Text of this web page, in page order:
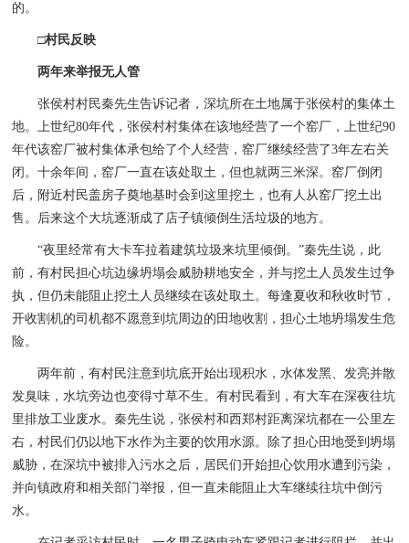
的。
□村民反映
两年来举报无人管
张侯村村民秦先生告诉记者，深坑所在土地属于张侯村的集体土
地。上世纪80年代，张侯村村集体在该地经营了一个窑厂，上世纪90
年代该窑厂被村集体承包给了个人经营，窑厂继续经营了3年左右关
闭。十余年间，窑厂一直在该处取土，但也就两三米深。窑厂倒闭
后，附近村民盖房子奠地基时会到这里挖土，也有人从窑厂挖土出
售。后来这个大坑逐渐成了店子镇倾倒生活垃圾的地方。
“夜里经常有大卡车拉着建筑垃圾来坑里倾倒。”秦先生说，此
前，有村民担心坑边缘坍塌会威胁耕地安全，并与挖土人员发生过争
执，但仍未能阻止挖土人员继续在该处取土。每逢夏收和秋收时节，
开收割机的司机都不愿意到坑周边的田地收割，担心土地坍塌发生危
险。
两年前，有村民注意到坑底开始出现积水，水体发黑、发亮并散
发臭味，水坑旁边也变得寸草不生。有村民看到，有大车在深夜往坑
里排放工业废水。秦先生说，张侯村和西郑村距离深坑都在一公里左
右，村民们仍以地下水作为主要的饮用水源。除了担心田地受到坍塌
威胁，在深坑中被排入污水之后，居民们开始担心饮用水遭到污染，
并向镇政府和相关部门举报，但一直未能阻止大车继续往坑中倒污
水。